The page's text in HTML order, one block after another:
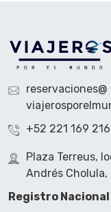
reservaciones@
+52 221 169
Plaza Terreus,
Andrés Cholula,
Registro